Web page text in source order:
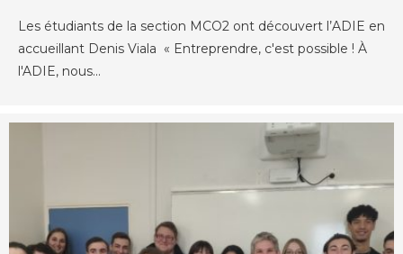
Les étudiants de la section MCO2 ont découvert l’ADIE en
accueillant Denis Viala « Entreprendre, c'est possible ! À
l'ADIE, nous...